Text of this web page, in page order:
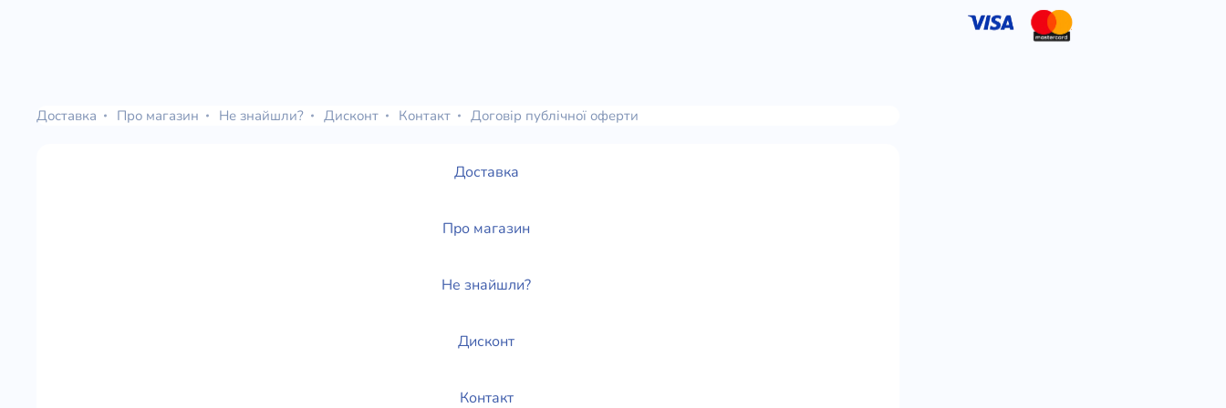
Доставка Про магазин Не знайшли? Дисконт Контакт Договір публічної оферти
Доставка
Про магазин
Не знайшли?
Дисконт
Контакт